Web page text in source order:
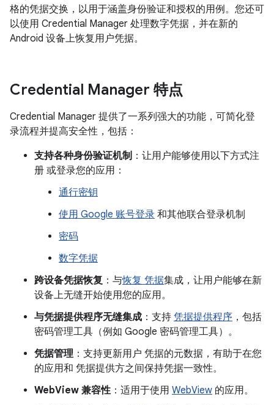
格的凭据交换，以用于涵盖身份验证和授权的用例。您还可
以使用 Credential Manager 处理数字凭据，并在新的
Android 设备上恢复用户凭据。
Credential Manager 特点
Credential Manager 提供了一系列强大的功能，可简化登
录流程并提高安全性，包括：
支持各种身份验证机制 ：让用户能够使用以下方式注
册 或登录您的应用：
通行密钥
使用 Google 账号登录 和其他联合登录机制
密码
数字凭据
跨设备凭据恢复 ：与恢复 凭据集成，让用户能够在新
设备上无缝开始使用您的应用。
与凭据提供程序无缝集成 ：支持 凭据提供程序 ，包括
密码管理工具（例如 Google 密码管理工具）。
凭据管理：支持更新用户 凭据的元数据，有助于在您
的应用和 凭据提供方之间保持凭据一致性。
WebView 兼容性：适用于使用 WebView 的应用。